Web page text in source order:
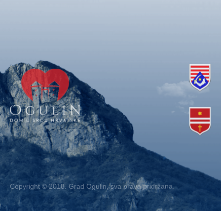
Copyright © 2018. Grad Ogulin, sva prava pridržana.